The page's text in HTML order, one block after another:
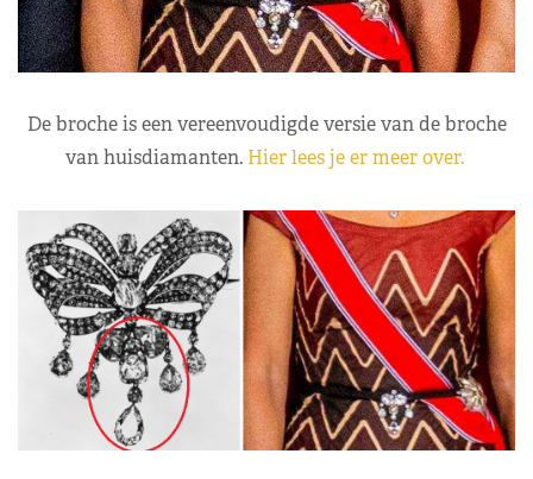
De broche is een vereenvoudigde versie van de broche
van huisdiamanten. Hier lees je er meer over.